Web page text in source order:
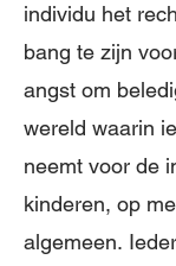
individu het
bang te zijn
angst om
wereld waarin
neemt voor de
kinderen, op
algemeen.